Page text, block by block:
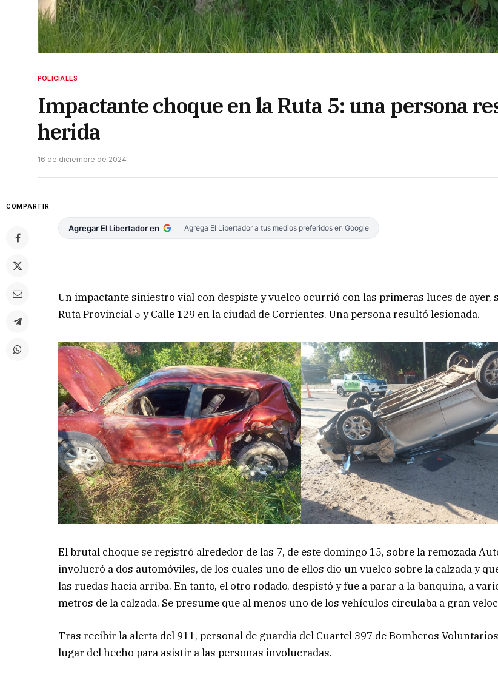
POLICIALES
Impactante choque en la Ruta 5: una persona
herida
16 de diciembre de 2024
COMPARTIR
Agregar El Libertador en Agrega El Libertador a tus medios preferidos en Google
Un impactante siniestro vial con despiste y vuelco ocurrió con las primeras luces de ayer,
Ruta Provincial 5 y Calle 129 en la ciudad de Corrientes. Una persona resultó lesionada.
El brutal choque se registró alrededor de las 7, de este domingo 15, sobre la remozada
involucró a dos automóviles, de los cuales uno de ellos dio un vuelco sobre la calzada y
las ruedas hacia arriba. En tanto, el otro rodado, despistó y fue a parar a la banquina, a
metros de la calzada. Se presume que al menos uno de los vehículos circulaba a gran
Tras recibir la alerta del 911, personal de guardia del Cuartel 397 de Bomberos
lugar del hecho para asistir a las personas involucradas.